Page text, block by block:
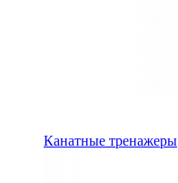
Канатные тренажеры